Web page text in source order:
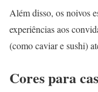
Além disso, os noivos
experiências aos
(como caviar e sushi)
Cores para